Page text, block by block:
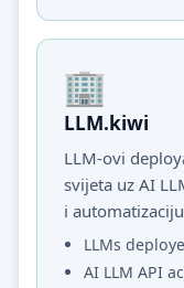
LLM.kiwi
LLM-ovi
svijeta uz AI
i
LLMs
AI LLM API